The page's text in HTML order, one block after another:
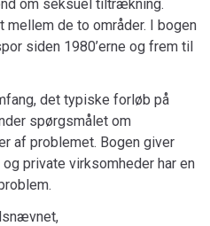
om seksuel tiltrækning.
de to områder. I bogen
siden 1980’erne og frem til
det typiske forløb på
spørgsmålet om
af problemet. Bogen giver
private virksomheder har en